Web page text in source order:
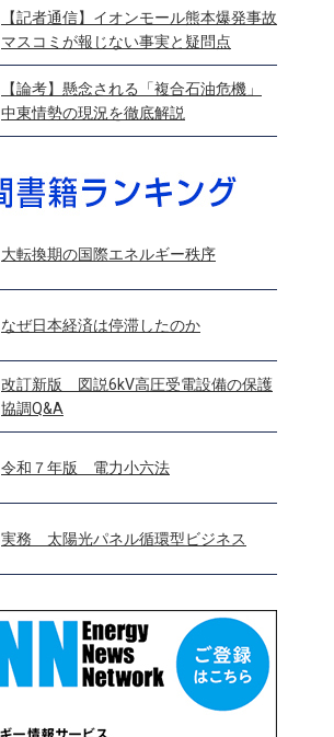
【記者通信】イオンモール熊本爆発事故
マスコミが報じない事実と疑問点
【論考】懸念される「複合石油危機」
中東情勢の現況を徹底解説
大転換期の国際エネルギー秩序
なぜ日本経済は停滞したのか
改訂新版 図説6kV高圧受電設備の保護
協調Q&A
令和７年版 電力小六法
実務 太陽光パネル循環型ビジネス